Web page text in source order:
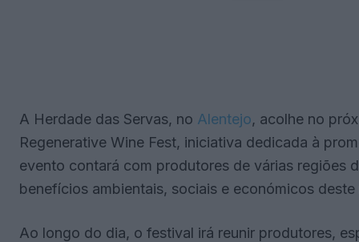
A Herdade das Servas, no Alentejo, acolhe no
Regenerative Wine Fest, iniciativa dedicada à
evento contará com produtores de várias regiões
benefícios ambientais, sociais e económicos
Ao longo do dia, o festival irá reunir produtores,